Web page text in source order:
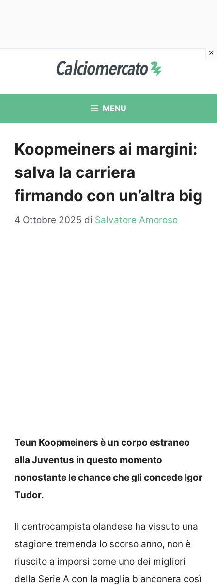
contenuto
MENU
Koopmeiners ai margini:
salva la carriera
firmando con un’altra big
4 Ottobre 2025 di Salvatore Amoroso
Teun Koopmeiners è un corpo estraneo
alla Juventus in questo momento
nonostante le chance che gli concede Igor
Tudor.
Il centrocampista olandese ha vissuto una
stagione tremenda lo scorso anno, non è
riuscito a imporsi come uno dei migliori
della Serie A con la maglia bianconera così